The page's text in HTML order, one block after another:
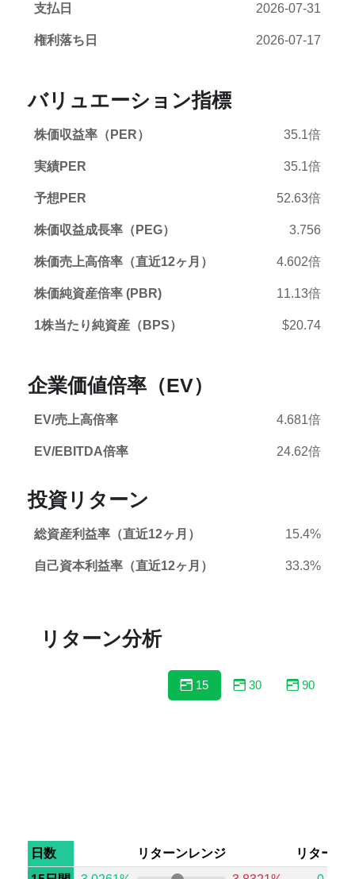
支払日 2026-07-31
権利落ち日 2026-07-17
バリュエーション指標
株価収益率（PER） 35.1倍
実績PER 35.1倍
予想PER 52.63倍
株価収益成長率（PEG） 3.756
株価売上高倍率（直近12ヶ月） 4.602倍
株価純資産倍率 (PBR) 11.13倍
1株当たり純資産（BPS） $20.74
企業価値倍率（EV）
EV/売上高倍率 4.681倍
EV/EBITDA倍率 24.62倍
投資リターン
総資産利益率（直近12ヶ月） 15.4%
自己資本利益率（直近12ヶ月） 33.3%
リターン分析
15 30 90
日数 リターンレンジ
リターン